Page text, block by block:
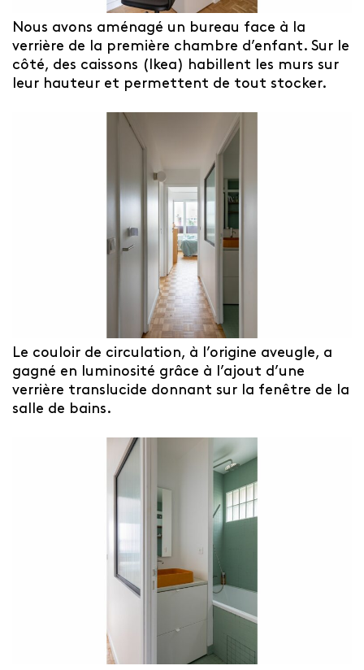
Nous avons aménagé un bureau face à la
verrière de la première chambre d’enfant. Sur le
côté, des caissons (Ikea) habillent les murs sur
leur hauteur et permettent de tout stocker.
Le couloir de circulation, à l’origine aveugle, a
gagné en luminosité grâce à l’ajout d’une
verrière translucide donnant sur la fenêtre de la
salle de bains.